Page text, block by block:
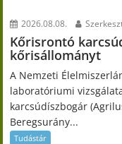
2026.08.08.
Kőrisrontó
kőrisállományt
A Nemzeti
laboratóriumi
karcsúdíszbogár
Beregsurány...
Tudástár